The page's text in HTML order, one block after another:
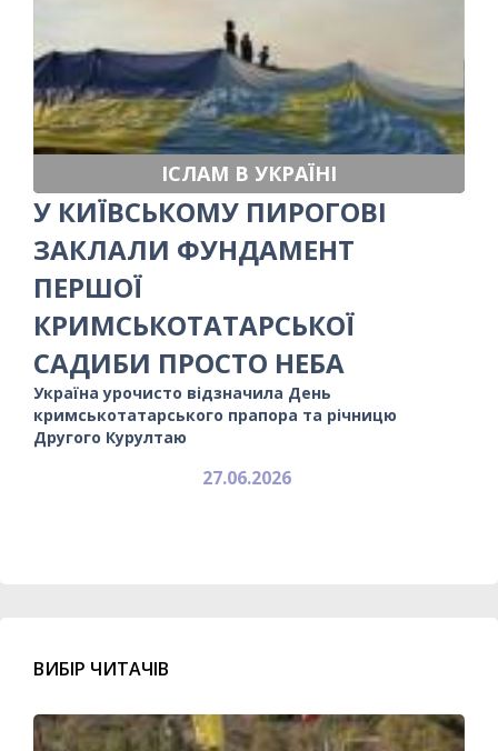
ІСЛАМ В УКРАЇНІ
У КИЇВСЬКОМУ ПИРОГОВІ
ЗАКЛАЛИ ФУНДАМЕНТ
ПЕРШОЇ
КРИМСЬКОТАТАРСЬКОЇ
САДИБИ ПРОСТО НЕБА
Україна урочисто відзначила День
кримськотатарського прапора та річницю
Другого Курултаю
27.06.2026
ВИБІР ЧИТАЧІВ